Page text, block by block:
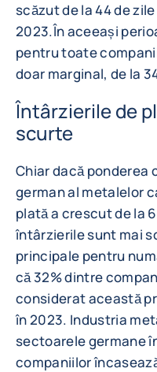
scăzut de la 44 de
2023.În aceeași
pentru toate
doar marginal, de la
Întârzierile de
scurte
Chiar dacă ponderea
german al metalelor
plată a crescut de la
întârzierile sunt mai
principale pentru
că 32% dintre
considerat această
în 2023. Industria
sectoarele germane
companiilor